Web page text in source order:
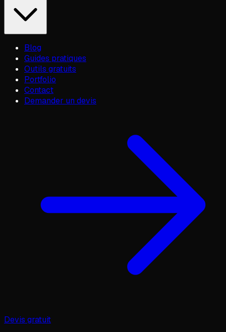
Blog
Guides pratiques
Outils gratuits
Portfolio
Contact
Demander un devis
Devis gratuit